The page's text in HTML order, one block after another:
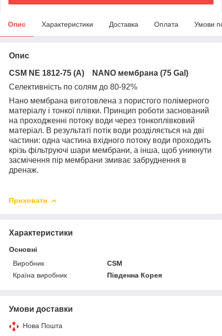
Опис Характеристики Доставка Оплата Умови
Опис
CSM NE 1812-75 (А)
NANO мембрана (75 Gal)
Cелективність по солям до 80-92%
Нано мембрана виготовлена з пористого полімерного
матеріалу і тонкої плівки. Принцип роботи заснований
на проходженні потоку води через тонкоплівковий
матеріал. В результаті потік води розділяється на дві
частини: одна частина вхідного потоку води проходить
крізь фільтруючі шари мембрани, а інша, щоб уникнути
засмічення пір мембрани змиває забруднення в
дренаж.
Приховати
Характеристики
Основні
Виробник
CSM
Країна виробник
Південна Корея
Умови доставки
Нова Пошта